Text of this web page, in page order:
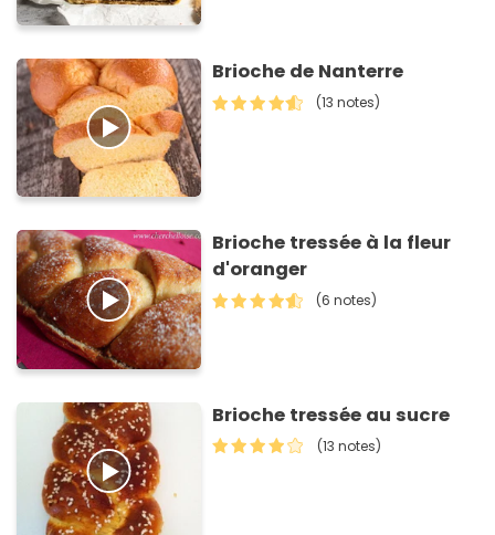
Brioche de Nanterre
(13 notes)
Brioche tressée à la fleur
d'oranger
(6 notes)
Brioche tressée au sucre
(13 notes)